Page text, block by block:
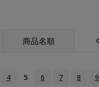
商品名順
4 5 6 7 8 9